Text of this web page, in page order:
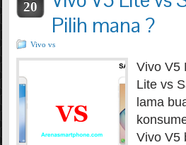
20
Pilih mana ?
Vivo vs
Vivo V5
Lite vs
lama
Vivo V5